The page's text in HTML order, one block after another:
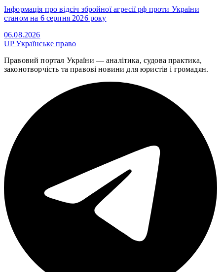
Інформація про відсіч збройної агресії рф проти України
станом на 6 серпня 2026 року
06.08.2026
UPУкраїнське право
Правовий портал України — аналітика, судова практика,
законотворчість та правові новини для юристів і громадян.